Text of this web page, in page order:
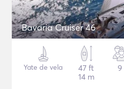
Bavaria Cruiser 46
Yate de vela
47 ft
14 m
9